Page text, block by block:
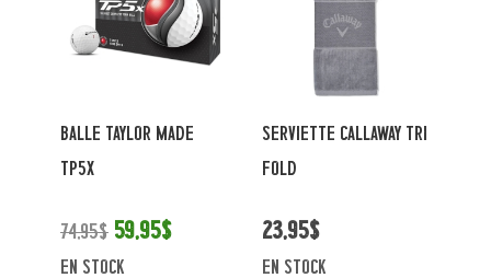
BALLE TAYLOR MADE
TP5X
74,95$ 59,95$
en stock
SERVIETTE CALLAWAY TRI
FOLD
23,95$
en stock